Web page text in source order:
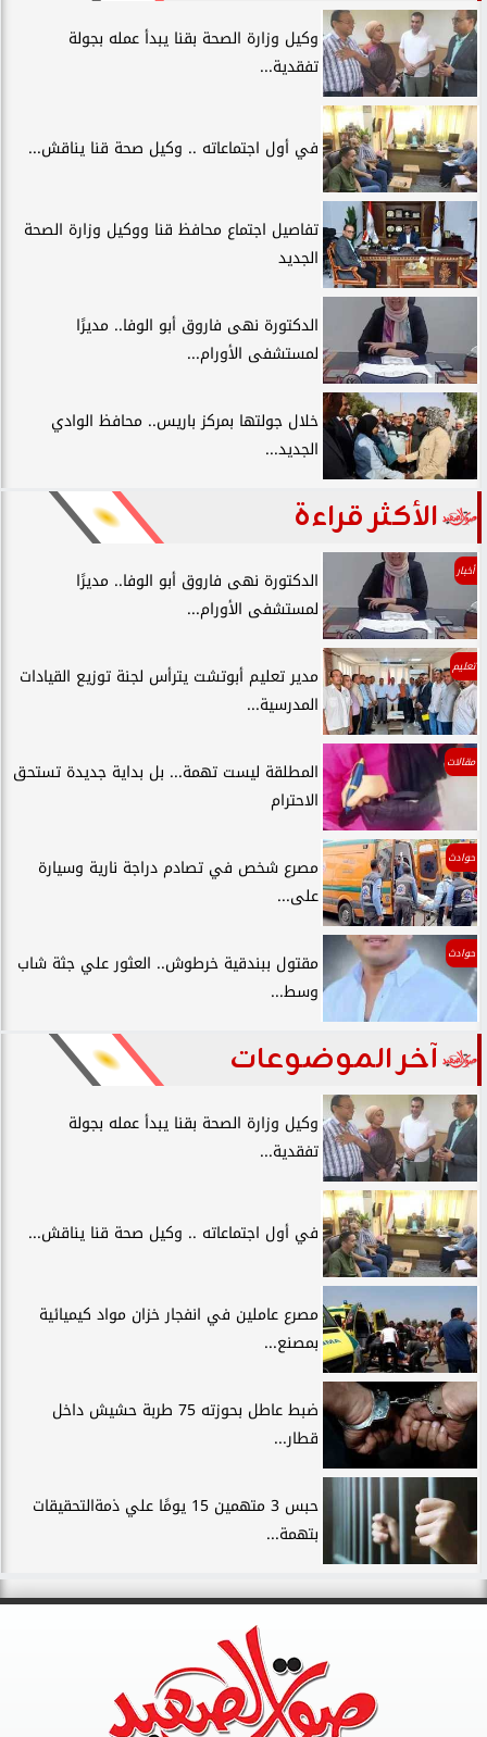
وكيل وزارة الصحة بقنا يبدأ عمله بجولة
تفقدية...
في أول اجتماعاته .. وكيل صحة قنا يناقش...
تفاصيل اجتماع محافظ قنا ووكيل وزارة الصحة
الجديد
الدكتورة نهى فاروق أبو الوفا.. مديرًا
لمستشفى الأورام...
خلال جولتها بمركز باريس.. محافظ الوادي
الجديد...
الأكثر قراءة
أخبار
الدكتورة نهى فاروق أبو الوفا.. مديرًا
لمستشفى الأورام...
تعليم
مدير تعليم أبوتشت يترأس لجنة توزيع القيادات
المدرسية...
مقالات
المطلقة ليست تهمة... بل بداية جديدة تستحق
الاحترام
حوادث
مصرع شخص في تصادم دراجة نارية وسيارة
على...
حوادث
مقتول ببندقية خرطوش.. العثور علي جثة شاب
وسط...
آخر الموضوعات
وكيل وزارة الصحة بقنا يبدأ عمله بجولة
تفقدية...
في أول اجتماعاته .. وكيل صحة قنا يناقش...
مصرع عاملين في انفجار خزان مواد كيميائية
بمصنع...
ضبط عاطل بحوزته 75 طربة حشيش داخل
قطار...
حبس 3 متهمين 15 يومًا علي ذمةالتحقيقات
بتهمة...